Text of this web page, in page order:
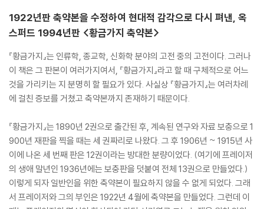
1922년판 축약본을 수정하여 현대적 감각으로 다시 펴낸, 옥
스퍼드 1994년판 <황금가지 축약본>
『황금가지』는 인류학, 종교학, 신화학 분야의 고전 중의 고전이다. 그러나
이 책은 그 판본이 여러가지여서, 『황금가지』라고 할 때 구체적으로 어느
것을 가리키는 지 분명히 할 필요가 있다. 사실상 『황금가지』는 여러차례
에 걸친 증보를 거쳤고 축약본까지 존재하기 때문이다.
『황금가지』는 1890년 2권으로 출간된 후, 계속된 연구와 자료 보충으로 1
900년 재판을 찍을 때는 세 권짜리로 나왔다. 그 후 1906년 ~ 1915년 사
이에 나온 세 번째 판은 12권이라는 방대한 분량이었다. (여기에 프레이저
의 생애 말년인 1936년에는 보충판을 덧붙여 전체 13권으로 만들었다.)
이렇게 되자 일반인을 위한 축약본이 필요하지 않을 수 없게 되었다. 그래
서 프레이저와 그의 부인은 1922년 4월에 축약본을 만들었다. 그런데 이